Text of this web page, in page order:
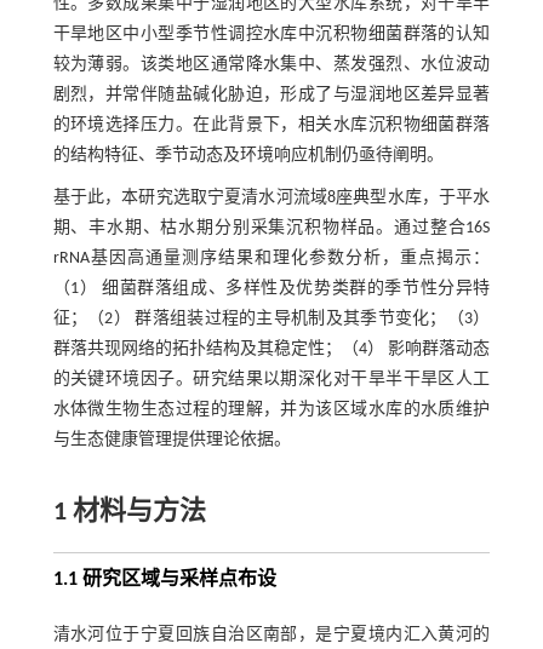
性。多数成果集中于湿润地区的大型水库系统，对干旱半
干旱地区中小型季节性调控水库中沉积物细菌群落的认知
较为薄弱。该类地区通常降水集中、蒸发强烈、水位波动
剧烈，并常伴随盐碱化胁迫，形成了与湿润地区差异显著
的环境选择压力。在此背景下，相关水库沉积物细菌群落
的结构特征、季节动态及环境响应机制仍亟待阐明。
基于此，本研究选取宁夏清水河流域8座典型水库，于平水
期、丰水期、枯水期分别采集沉积物样品。通过整合16S
rRNA基因高通量测序结果和理化参数分析，重点揭示：
（1） 细菌群落组成、多样性及优势类群的季节性分异特
征；（2） 群落组装过程的主导机制及其季节变化；（3）
群落共现网络的拓扑结构及其稳定性；（4） 影响群落动态
的关键环境因子。研究结果以期深化对干旱半干旱区人工
水体微生物生态过程的理解，并为该区域水库的水质维护
与生态健康管理提供理论依据。
1 材料与方法
1.1 研究区域与采样点布设
清水河位于宁夏回族自治区南部，是宁夏境内汇入黄河的